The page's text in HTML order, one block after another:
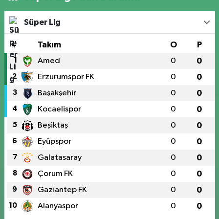
Süper Lig
# Takım O P
1 Amed 0 0
2 Erzurumspor FK 0 0
3 Başakşehir 0 0
4 Kocaelispor 0 0
5 Beşiktaş 0 0
6 Eyüpspor 0 0
7 Galatasaray 0 0
8 Çorum FK 0 0
9 Gaziantep FK 0 0
10 Alanyaspor 0 0